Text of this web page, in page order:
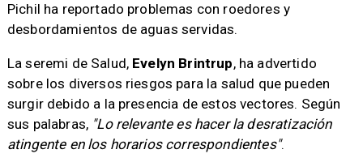
Pichil ha reportado problemas con roedores y
desbordamientos de aguas servidas.
La seremi de Salud, Evelyn Brintrup, ha advertido
sobre los diversos riesgos para la salud que pueden
surgir debido a la presencia de estos vectores. Según
sus palabras, "Lo relevante es hacer la desratización
atingente en los horarios correspondientes".